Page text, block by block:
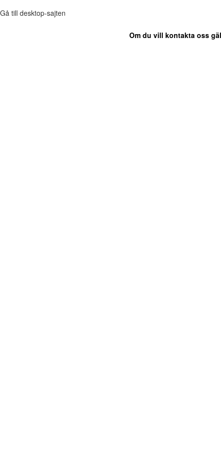
Gå till desktop-sajten
Om du vill kontakta oss